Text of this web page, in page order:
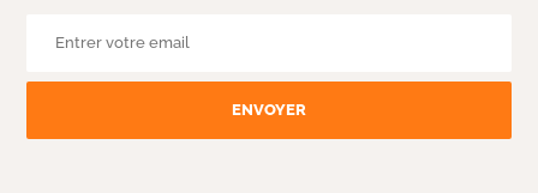
ENVOYER